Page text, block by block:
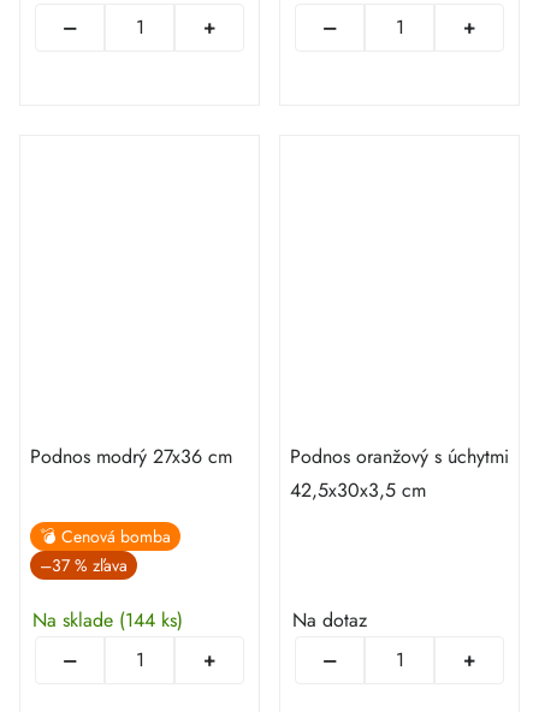
Podnos modrý 27x36 cm
💣 Cenová bomba
–37 %
Na sklade (144 ks)
Podnos oranžový s úchytmi
42,5x30x3,5 cm
Na dotaz